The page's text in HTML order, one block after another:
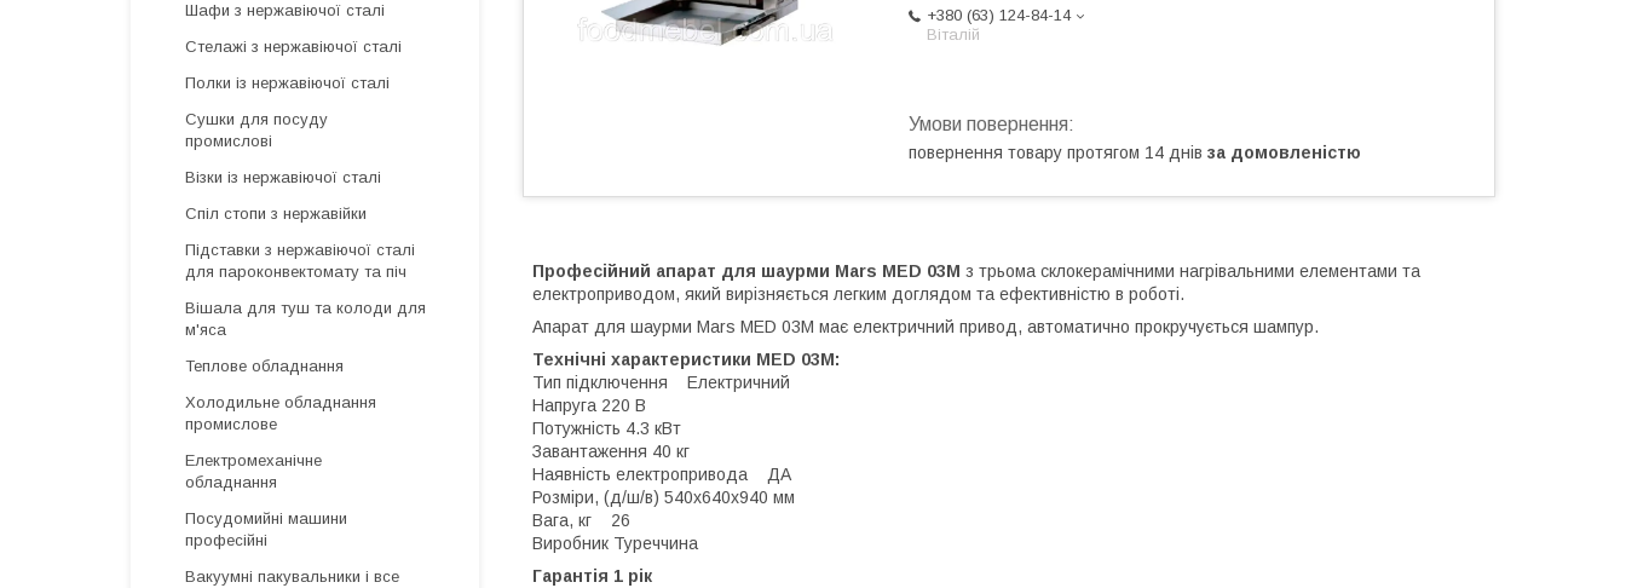
+380 (63) 124-84-14
Віталій
повернення товару протягом 14 днів за домовленістю
Професійний апарат для шаурми Mars MED 03М з трьома склокерамічними нагрівальними елементами та
електроприводом, який вирізняється легким доглядом та ефективністю в роботі.
Апарат для шаурми Mars MED 03М має електричний привод, автоматично прокручується шампур.
Технічні характеристики MED 03М:
Тип підключення Електричний
Напруга 220 В
Потужність 4.3 кВт
Завантаження 40 кг
Наявність електропривода ДА
Розміри, (д/ш/в) 540х640х940 мм
Вага, кг 26
Виробник Туреччина
Гарантія 1 рік
Шафи з нержавіючої сталі
Стелажі з нержавіючої сталі
Полки із нержавіючої сталі
Сушки для посуду
промислові
Візки із нержавіючої сталі
Спіл стопи з нержавійки
Підставки з нержавіючої сталі
для пароконвектомату та піч
Вішала для туш та колоди для
м'яса
Теплове обладнання
Холодильне обладнання
промислове
Електромеханічне
обладнання
Посудомийні машини
професійні
Вакуумні пакувальники і все